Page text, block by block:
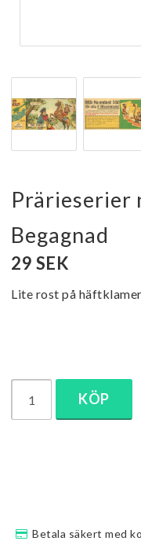
Prärieserier
Begagnad
29 SEK
Lite rost på
KÖP
Betala säkert med